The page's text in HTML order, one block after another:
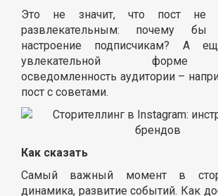
Это не значит, что пост не
развлекательным: почему
настроение подписчикам? А
увлекательной форме
осведомленность аудитории –
пост с советами.
Как сказать
Самый важный момент в
динамика, развитие событий. Как